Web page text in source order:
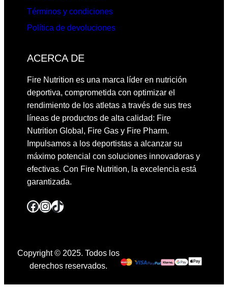
Términos y condiciones
Política de devoluciones
ACERCA DE
Fire Nutrition es una marca líder en nutrición
deportiva, comprometida con optimizar el
rendimiento de los atletas a través de sus tres
líneas de productos de alta calidad: Fire
Nutrition Global, Fire Gas y Fire Pharm.
Impulsamos a los deportistas a alcanzar su
máximo potencial con soluciones innovadoras y
efectivas. Con Fire Nutrition, la excelencia está
garantizada.
Facebook InstagramTikTok
Copyright © 2025. Todos los
derechos reservados.